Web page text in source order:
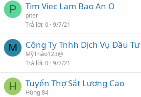
P Tim Viec Lam Bao An O
piter
Trả lời 0 9/7/21
M Công Ty Tnhh Dịch Vụ Đầu
MỹThảo123@
Trả lời 0 9/7/21
H Tuyển Thợ Sắt Lương Cao
Hùng 84